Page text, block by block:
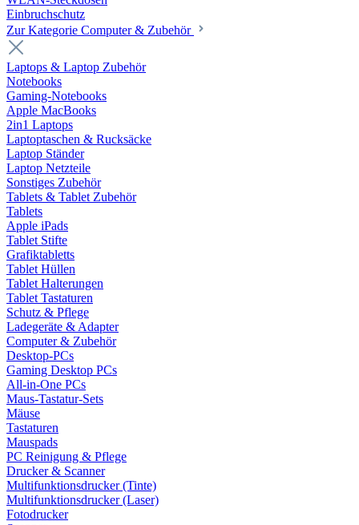
Einbruchschutz
Zur Kategorie Computer & Zubehör
Laptops & Laptop Zubehör
Notebooks
Gaming-Notebooks
Apple MacBooks
2in1 Laptops
Laptoptaschen & Rucksäcke
Laptop Ständer
Laptop Netzteile
Sonstiges Zubehör
Tablets & Tablet Zubehör
Tablets
Apple iPads
Tablet Stifte
Grafiktabletts
Tablet Hüllen
Tablet Halterungen
Tablet Tastaturen
Schutz & Pflege
Ladegeräte & Adapter
Computer & Zubehör
Desktop-PCs
Gaming Desktop PCs
All-in-One PCs
Maus-Tastatur-Sets
Mäuse
Tastaturen
Mauspads
PC Reinigung & Pflege
Drucker & Scanner
Multifunktionsdrucker (Tinte)
Multifunktionsdrucker (Laser)
Fotodrucker